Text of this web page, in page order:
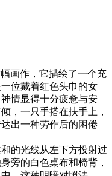
画作，它描绘了一个充
位戴着红色头巾的女
情显得十分疲惫与安
，一只手搭在扶手上，
出一种劳作后的困倦
的光线从左下方投射过
旁的白色桌布和椅背，